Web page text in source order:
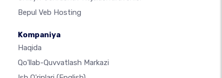
Bepul Veb Hosting
Kompaniya
Haqida
Qo'llab-Quvvatlash Markazi